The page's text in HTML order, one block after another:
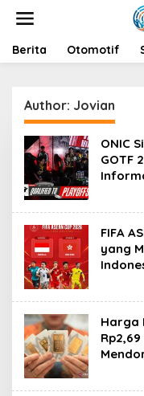
t
Berita Otomotif
Author: Jovian
ONIC
GOTF
FIFA
yang
Harga